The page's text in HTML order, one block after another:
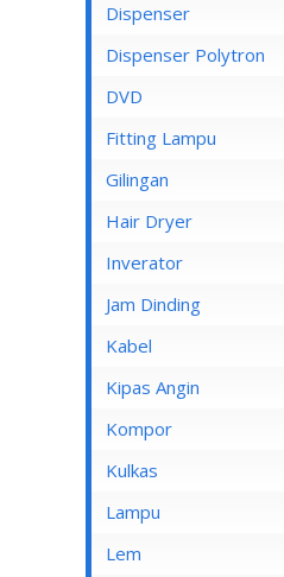
Dispenser
Dispenser Cosmos
Dispenser Miyako
Dispenser Sanken
Dispenser Polytron
DVD
Fitting Lampu
Gilingan
Hair Dryer
Inverator
Jam Dinding
Kabel
Inbow/Outbow T Dus
Kabel Aksesoris
Kabel Antena
Kabel BC
Kipas Angin
Kipas Angin Berdiri
Kipas Angin Dinding
Kipas Angin Duduk
Kipas Angin Gantung
Kompor
Kompor Rinnai
Kulkas
LG
POLYTRON
Lampu
Fitting Lampu
Lem